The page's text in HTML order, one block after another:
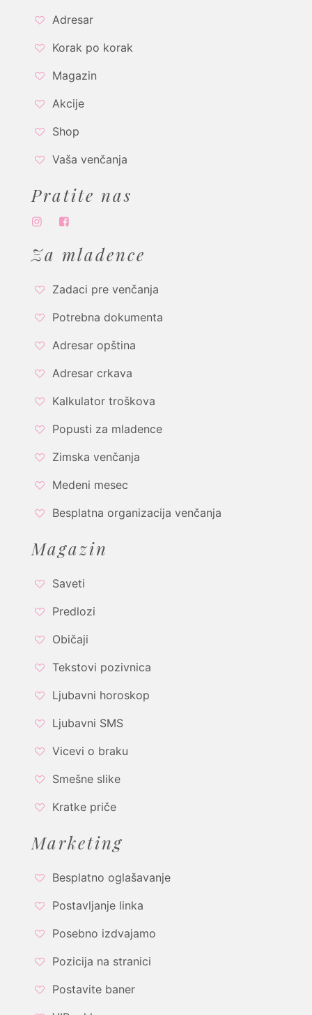
Adresar
Korak po korak
Magazin
Akcije
Shop
Vaša venčanja
Pratite nas
Za mladence
Zadaci pre venčanja
Potrebna dokumenta
Adresar opština
Adresar crkava
Kalkulator troškova
Popusti za mladence
Zimska venčanja
Medeni mesec
Besplatna organizacija venčanja
Magazin
Saveti
Predlozi
Običaji
Tekstovi pozivnica
Ljubavni horoskop
Ljubavni SMS
Vicevi o braku
Smešne slike
Kratke priče
Marketing
Besplatno oglašavanje
Postavljanje linka
Posebno izdvajamo
Pozicija na stranici
Postavite baner